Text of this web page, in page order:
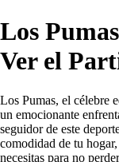
Los
Ver el
Los Pumas, el célebre
un emocionante
seguidor de este
comodidad de tu
necesitas para no